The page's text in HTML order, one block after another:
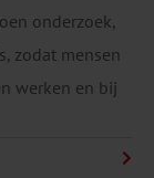
onderzoek,
zodat mensen
werken en bij